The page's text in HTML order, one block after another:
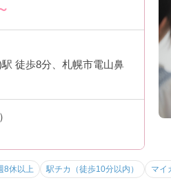
徒歩8分、札幌市電山鼻
8休以上 駅チカ（徒歩10分以内） マイ